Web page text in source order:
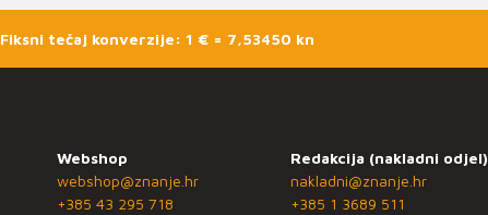
Fiksni tečaj konverzije: 1 € = 7,53450 kn
Webshop
webshop@znanje.hr
+385 43 295 718
Redakcija (nakladni odjel)
nakladni@znanje.hr
+385 1 3689 511